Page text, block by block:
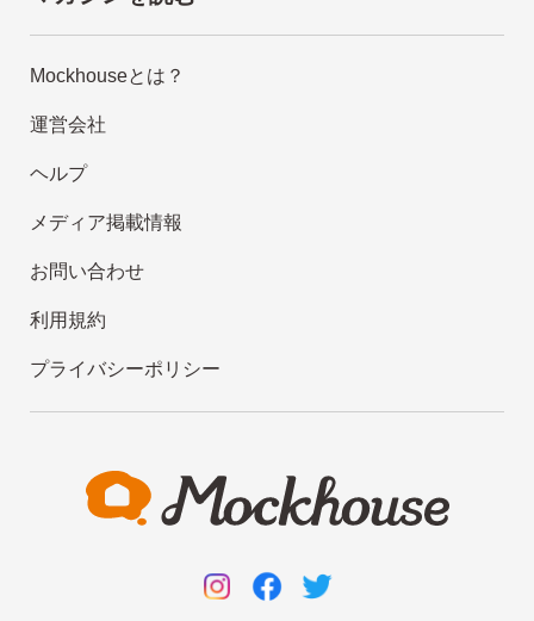
Mockhouseとは？
運営会社
ヘルプ
メディア掲載情報
お問い合わせ
利用規約
プライバシーポリシー